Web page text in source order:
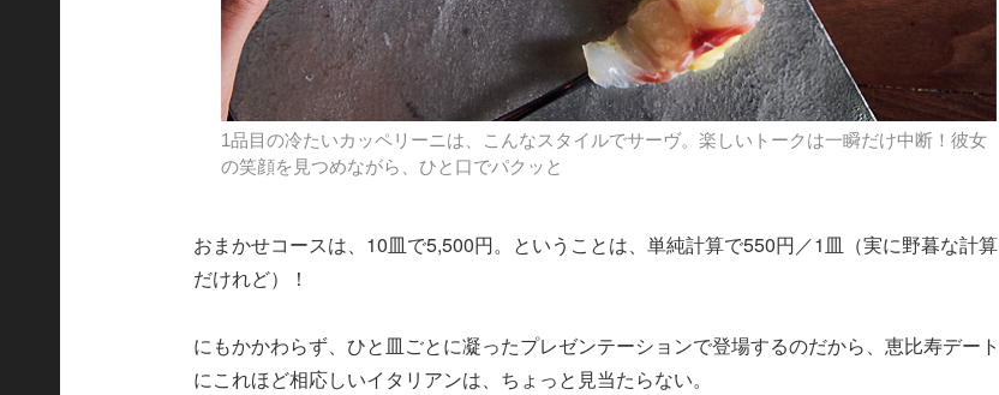
1品目の冷たいカッペリーニは、こんなスタイルでサーヴ。楽しいトークは一瞬だけ中断！彼女
の笑顔を見つめながら、ひと口でパクッと
おまかせコースは、10皿で5,500円。ということは、単純計算で550円／1皿（実に野暮な計算
だけれど）！
にもかかわらず、ひと皿ごとに凝ったプレゼンテーションで登場するのだから、恵比寿デート
にこれほど相応しいイタリアンは、ちょっと見当たらない。